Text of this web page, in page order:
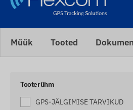
Müük Tooted
Tooterühm
GPS-JÄLGIMISE TARVIKUD